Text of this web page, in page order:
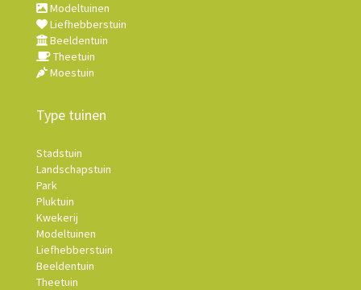
Modeltuinen
Liefhebberstuin
Beeldentuin
Theetuin
Moestuin
Type tuinen
Stadstuin
Landschapstuin
Park
Pluktuin
Kwekerij
Modeltuinen
Liefhebberstuin
Beeldentuin
Theetuin